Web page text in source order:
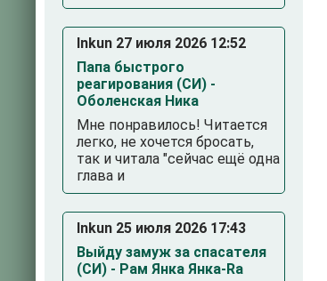
Inkun 27 июля 2026 12:52
Папа быстрого
реагирования (СИ) -
Оболенская Ника
Мне понравилось! Читается
легко, не хочется бросать,
так и читала "сейчас ещё одна
глава и
Inkun 25 июля 2026 17:43
Выйду замуж за спасателя
(СИ) - Рам Янка Янка-Ra